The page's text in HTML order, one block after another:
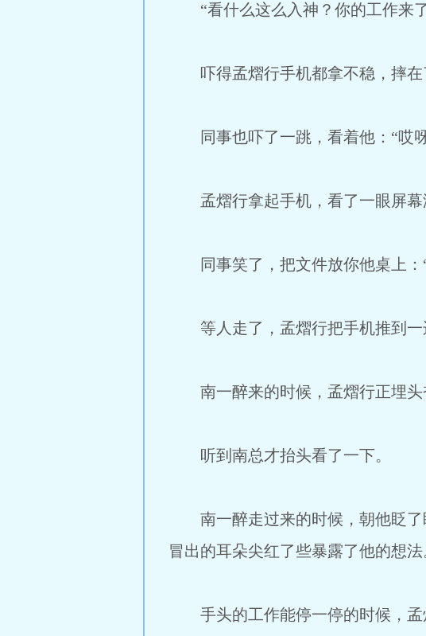
“看什么这么入神？你的工作来
吓得孟熠行手机都拿不稳，摔在
同事也吓了一跳，看着他：“哎呀
孟熠行拿起手机，看了一眼屏幕
同事笑了，把文件放你他桌上：
等人走了，孟熠行把手机推到一
南一醉来的时候，孟熠行正埋头
听到南总才抬头看了一下。
南一醉走过来的时候，朝他眨了
冒出的耳朵尖红了些暴露了他的想法
手头的工作能停一停的时候，孟